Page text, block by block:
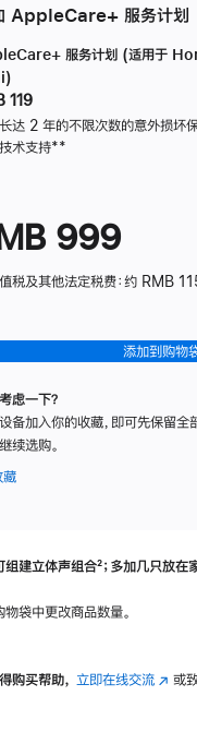
AppleCare+ 服务计划
服务计划 (适用于
119
达 2 年的不限次数的意外损坏
术支持脚
**
999
税及其他法定税费：约 RMB
添加到购物
虑一下？
备加入你的收藏，即可先保留全
续选购。
藏
组建立体声组合脚
²；多加几只放在
袋中更改商品数量。
购买帮助， 立即在线交流(在 或